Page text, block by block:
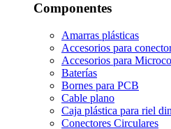
Componentes
Amarras plásticas
Accesorios para
Accesorios para
Baterías
Bornes para PCB
Cable plano
Caja plástica para riel din
Conectores Circulares